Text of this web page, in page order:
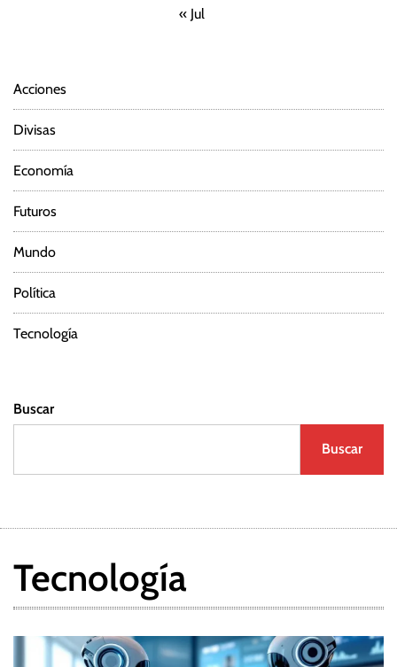
« Jul
Acciones
Divisas
Economía
Futuros
Mundo
Política
Tecnología
Buscar
Buscar
Tecnología